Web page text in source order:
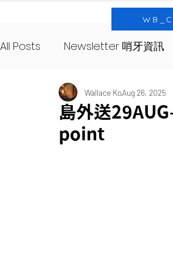
All Posts Newsletter 哨牙資訊
SourNote 哨牙記 Yeast 酵
About 哨牙由來
島外送
point
Wallace KoAug 26, 2025